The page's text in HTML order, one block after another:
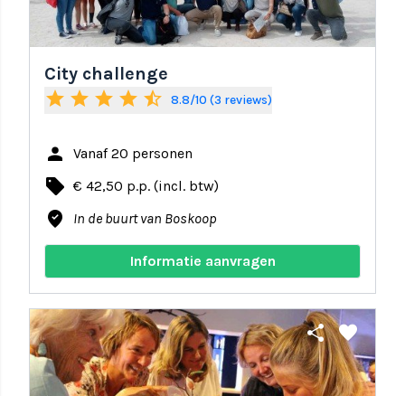
City challenge
star star star star star_half 8.8/10 (3 reviews)
person Vanaf 20 personen
local_offer € 42,50 p.p. (incl. btw)
where_to_vote In de buurt van Boskoop
Informatie aanvragen
share favorite